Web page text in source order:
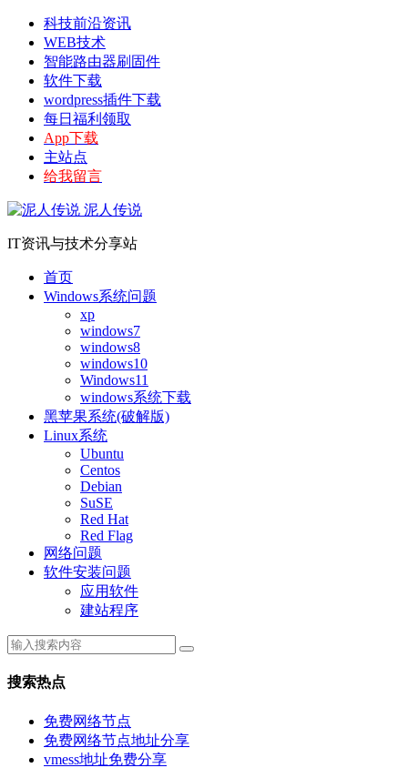
科技前沿资讯
WEB技术
智能路由器刷固件
软件下载
wordpress插件下载
每日福利领取
App下载
主站点
给我留言
泥人传说
IT资讯与技术分享站
首页
Windows系统问题
xp
windows7
windows8
windows10
Windows11
windows系统下载
黑苹果系统(破解版)
Linux系统
Ubuntu
Centos
Debian
SuSE
Red Hat
Red Flag
网络问题
软件安装问题
应用软件
建站程序
搜索热点
免费网络节点
免费网络节点地址分享
vmess地址免费分享